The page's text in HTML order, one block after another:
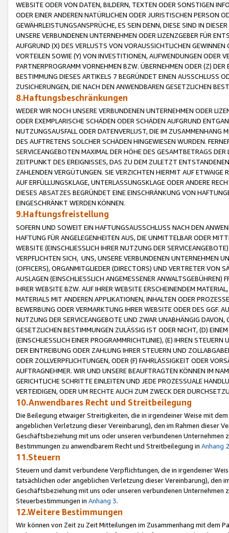
WEBSITE ODER VON DATEN, BILDERN, TEXTEN ODER SONSTIGEN
ODER EINER ANDEREN NATÜRLICHEN ODER JURISTISCHEN PERSON
GEWÄHRLEISTUNGSANSPRÜCHE, ES SEIN DENN, DIESE SIND IN
UNSERE VERBUNDENEN UNTERNEHMEN ODER LIZENZGEBER FÜR
AUFGRUND (X) DES VERLUSTS VON VORAUSSICHTLICHEN
VORTEILEN SOWIE (Y) VON INVESTITIONEN, AUFWENDUNGEN ODER
PARTNERPROGRAMM VORNEHMEN BZW. ÜBERNEHMEN ODER (Z)
BESTIMMUNG DIESES ARTIKELS 7 BEGRÜNDET EINEN AUSSCHLUSS
ZUSICHERUNGEN, DIE NACH DEN ANWENDBAREN GESETZLICHEN
8.Haftungsbeschränkungen
WEDER WIR NOCH UNSERE VERBUNDENEN UNTERNEHMEN ODER
ODER EXEMPLARISCHE SCHÄDEN ODER SCHÄDEN AUFGRUND
NUTZUNGSAUSFALL ODER DATENVERLUST, DIE IM ZUSAMMENHANG
DES AUFTRETENS SOLCHER SCHÄDEN HINGEWIESEN WURDEN.
SERVICEANGEBOTEN MAXIMAL DER HÖHE DES GESAMTBETRAGS
ZEITPUNKT DES EREIGNISSES, DAS ZU DEM ZULETZT
ZAHLENDEN VERGÜTUNGEN. SIE VERZICHTEN HIERMIT AUF
AUF ERFÜLLUNGSKLAGE, UNTERLASSUNGSKLAGE ODER ANDERE
DIESES ABSATZES BEGRÜNDET EINE EINSCHRÄNKUNG VON
EINGESCHRÄNKT WERDEN KÖNNEN.
9.Haftungsfreistellung
SOFERN UND SOWEIT EIN HAFTUNGSAUSSCHLUSS NACH DEN
HAFTUNG FÜR ANGELEGENHEITEN AUS, DIE UNMITTELBAR ODER
WEBSITE (EINSCHLIESSLICH IHRER NUTZUNG DER
VERPFLICHTEN SICH, UNS, UNSERE VERBUNDENEN UNTERNEHMEN
(OFFICERS), ORGANMITGLIEDER (DIRECTORS) UND VERTRETER VON
AUSLAGEN (EINSCHLIESSLICH ANGEMESSENER
IHRER WEBSITE BZW. AUF IHRER WEBSITE ERSCHEINENDEM
MATERIALS MIT ANDEREN APPLIKATIONEN, INHALTEN ODER
BEWERBUNG ODER VERMARKTUNG IHRER WEBSITE ODER DES GGF.
NUTZUNG DER SERVICEANGEBOTE UND ZWAR UNABHÄNGIG
GESETZLICHEN BESTIMMUNGEN ZULÄSSIG IST ODER NICHT, (D)
(EINSCHLIESSLICH EINER PROGRAMMRICHTLINIE), (E) IHREN
DER EINTREIBUNG ODER ZAHLUNG IHRER STEUERN UND
ODER ZOLLVERPFLICHTUNGEN, ODER (F) FAHRLÄSSIGKEIT ODER
AUFTRAGNEHMER. WIR UND UNSERE BEAUFTRAGTEN KÖNNEN IM
GERICHTLICHE SCHRITTE EINLEITEN UND JEDE PROZESSUALE
VERTEIDIGEN, ODER UM RECHTE AUCH ZUM ZWECK DER
10.Anwendbares Recht und Streitbeilegung
Die Beilegung etwaiger Streitigkeiten, die in irgendeiner Weise mit
angeblichen Verletzung dieser Vereinbarung), den im Rahmen dieser
Geschäftsbeziehung mit uns oder unseren verbundenen
Bestimmungen zu anwendbarem Recht und Streitbeilegung in Anhang 2
11.Steuern
Steuern und damit verbundene Verpflichtungen, die in irgendeiner
tatsächlichen oder angeblichen Verletzung dieser Vereinbarung), den
Geschäftsbeziehung mit uns oder unseren verbundenen
Steuerbestimmungen in Anhang 3.
12.Weitere Bestimmungen
Wir können von Zeit zu Zeit Mitteilungen im Zusammenhang mit dem